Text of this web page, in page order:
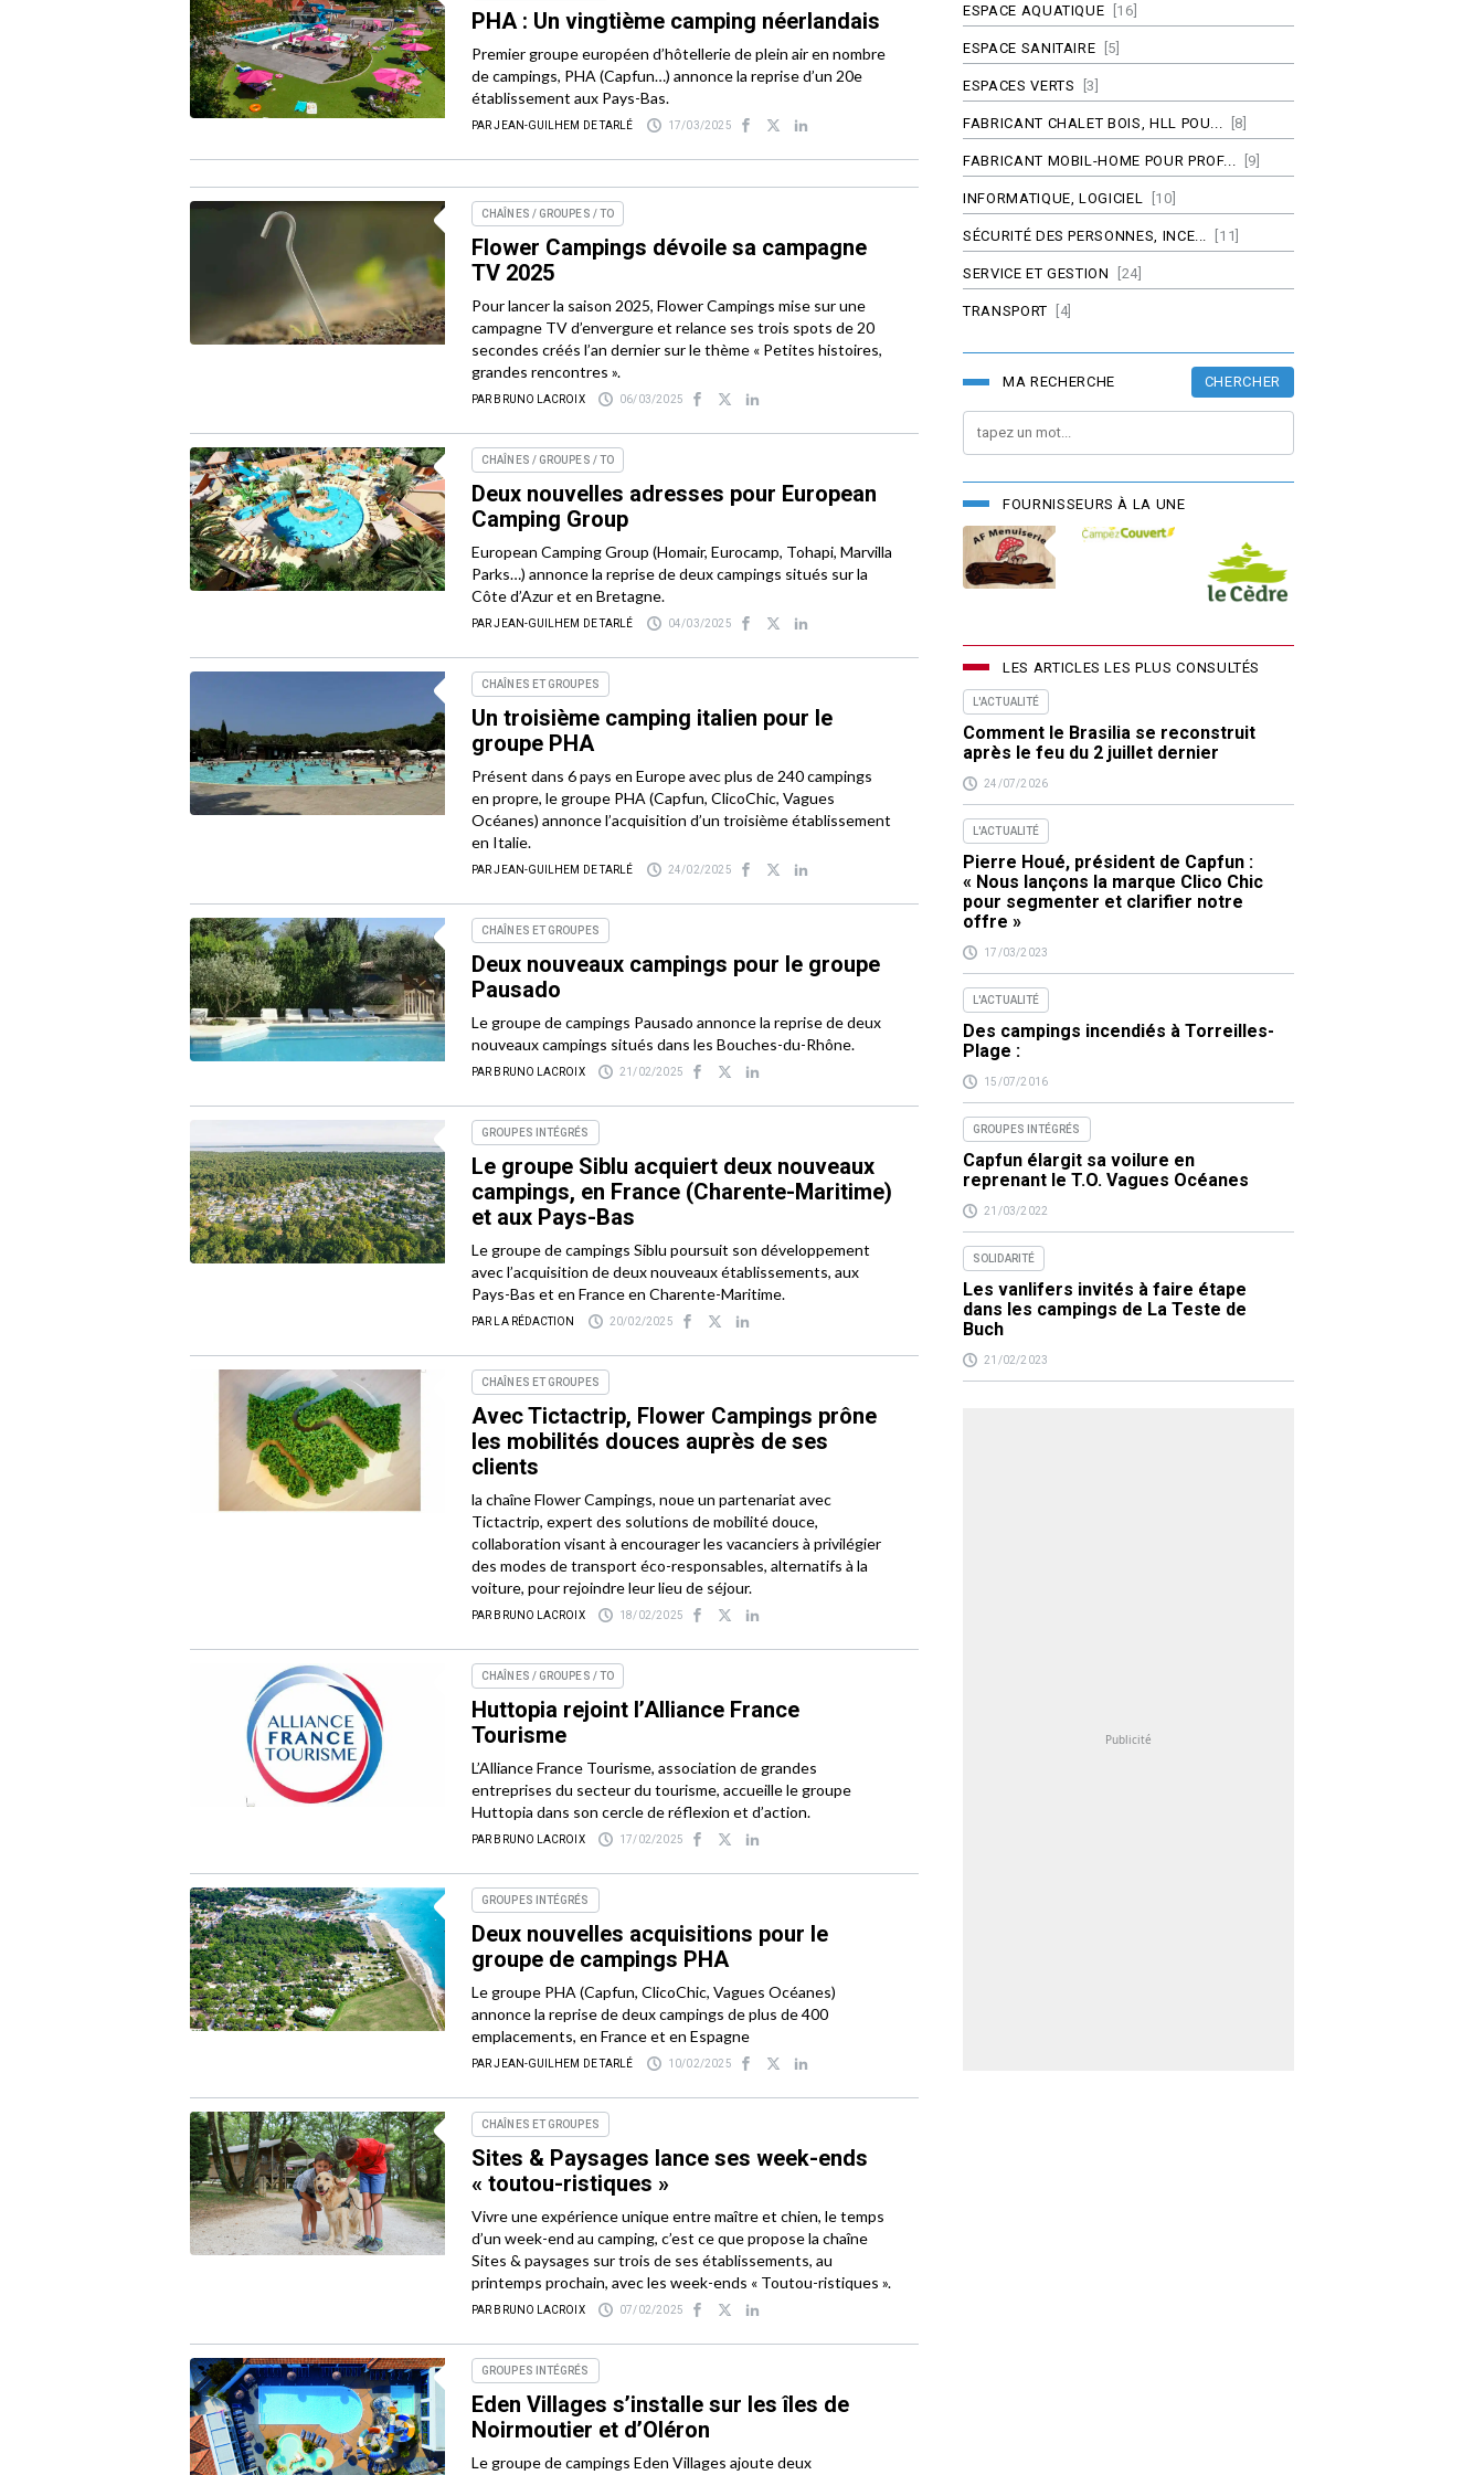
PHA : Un vingtième camping néerlandais
Premier groupe européen d’hôtellerie de plein air en nombre
de campings, PHA (Capfun…) annonce la reprise d’un 20e
établissement aux Pays-Bas.
PAR JEAN-GUILHEM DE TARLÉ 17/03/2025
CHAÎNES / GROUPES / TO
Flower Campings dévoile sa campagne
TV 2025
Pour lancer la saison 2025, Flower Campings mise sur une
campagne TV d’envergure et relance ses trois spots de 20
secondes créés l’an dernier sur le thème « Petites histoires,
grandes rencontres ».
PAR BRUNO LACROIX 06/03/2025
CHAÎNES / GROUPES / TO
Deux nouvelles adresses pour European
Camping Group
European Camping Group (Homair, Eurocamp, Tohapi, Marvilla
Parks…) annonce la reprise de deux campings situés sur la
Côte d’Azur et en Bretagne.
PAR JEAN-GUILHEM DE TARLÉ 04/03/2025
CHAÎNES ET GROUPES
Un troisième camping italien pour le
groupe PHA
Présent dans 6 pays en Europe avec plus de 240 campings
en propre, le groupe PHA (Capfun, ClicoChic, Vagues
Océanes) annonce l’acquisition d’un troisième établissement
en Italie.
PAR JEAN-GUILHEM DE TARLÉ 24/02/2025
CHAÎNES ET GROUPES
Deux nouveaux campings pour le groupe
Pausado
Le groupe de campings Pausado annonce la reprise de deux
nouveaux campings situés dans les Bouches-du-Rhône.
PAR BRUNO LACROIX 21/02/2025
GROUPES INTÉGRÉS
Le groupe Siblu acquiert deux nouveaux
campings, en France (Charente-Maritime)
et aux Pays-Bas
Le groupe de campings Siblu poursuit son développement
avec l’acquisition de deux nouveaux établissements, aux
Pays-Bas et en France en Charente-Maritime.
PAR LA RÉDACTION 20/02/2025
CHAÎNES ET GROUPES
Avec Tictactrip, Flower Campings prône
les mobilités douces auprès de ses
clients
la chaîne Flower Campings, noue un partenariat avec
Tictactrip, expert des solutions de mobilité douce,
collaboration visant à encourager les vacanciers à privilégier
des modes de transport éco-responsables, alternatifs à la
voiture, pour rejoindre leur lieu de séjour.
PAR BRUNO LACROIX 18/02/2025
CHAÎNES / GROUPES / TO
Huttopia rejoint l’Alliance France
Tourisme
L’Alliance France Tourisme, association de grandes
entreprises du secteur du tourisme, accueille le groupe
Huttopia dans son cercle de réflexion et d’action.
PAR BRUNO LACROIX 17/02/2025
GROUPES INTÉGRÉS
Deux nouvelles acquisitions pour le
groupe de campings PHA
Le groupe PHA (Capfun, ClicoChic, Vagues Océanes)
annonce la reprise de deux campings de plus de 400
emplacements, en France et en Espagne
PAR JEAN-GUILHEM DE TARLÉ 10/02/2025
CHAÎNES ET GROUPES
Sites & Paysages lance ses week-ends
« toutou-ristiques »
Vivre une expérience unique entre maître et chien, le temps
d’un week-end au camping, c’est ce que propose la chaîne
Sites & paysages sur trois de ses établissements, au
printemps prochain, avec les week-ends « Toutou-ristiques ».
PAR BRUNO LACROIX 07/02/2025
GROUPES INTÉGRÉS
Eden Villages s’installe sur les îles de
Noirmoutier et d’Oléron
Le groupe de campings Eden Villages ajoute deux
ESPACE AQUATIQUE [16]
ESPACE SANITAIRE [5]
ESPACES VERTS [3]
FABRICANT CHALET BOIS, HLL POU... [8]
FABRICANT MOBIL-HOME POUR PROF... [9]
INFORMATIQUE, LOGICIEL [10]
SÉCURITÉ DES PERSONNES, INCE... [11]
SERVICE ET GESTION [24]
TRANSPORT [4]
MA RECHERCHE CHERCHER
FOURNISSEURS À LA UNE
LES ARTICLES LES PLUS CONSULTÉS
L'ACTUALITÉ
Comment le Brasilia se reconstruit
après le feu du 2 juillet dernier
24/07/2026
L'ACTUALITÉ
Pierre Houé, président de Capfun :
« Nous lançons la marque Clico Chic
pour segmenter et clarifier notre
offre »
17/03/2023
L'ACTUALITÉ
Des campings incendiés à Torreilles-
Plage :
15/07/2016
GROUPES INTÉGRÉS
Capfun élargit sa voilure en
reprenant le T.O. Vagues Océanes
21/03/2022
SOLIDARITÉ
Les vanlifers invités à faire étape
dans les campings de La Teste de
Buch
21/02/2023